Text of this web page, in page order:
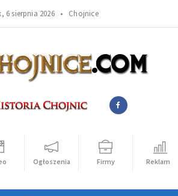
6 sierpnia 2026 • Chojnice
Ogłoszenia Firmy Reklama